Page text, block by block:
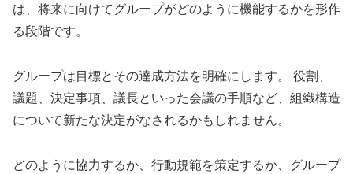
は、将来に向けてグループがどのように機能するかを形作
る段階です。
グループは目標とその達成方法を明確にします。 役割、
議題、決定事項、議長といった会議の手順など、組織構造
について新たな決定がなされるかもしれません。
どのように協力するか、行動規範を策定するか、グループ